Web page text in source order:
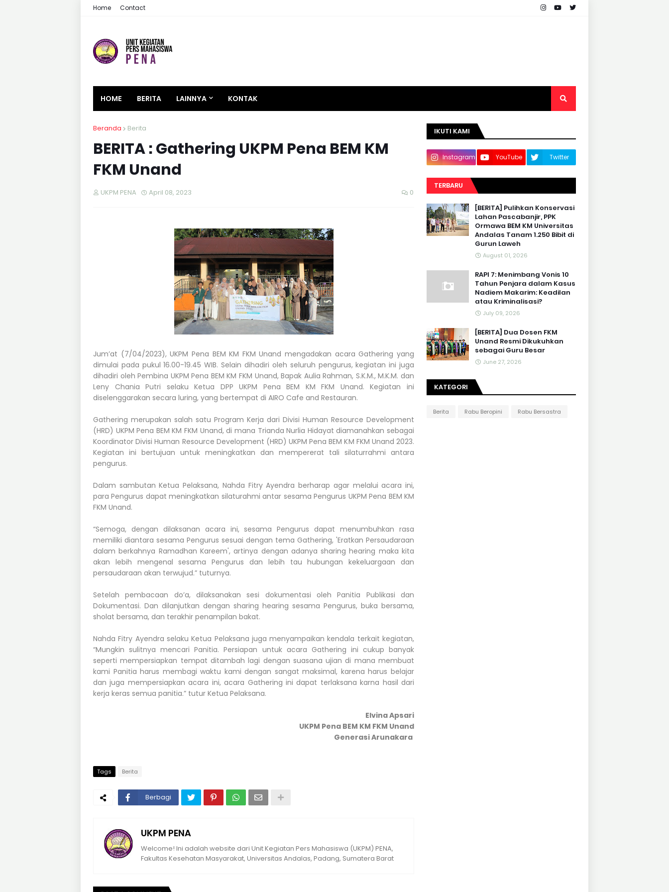
Home Contact
HOME BERITA LAINNYA KONTAK
Beranda Berita
BERITA : Gathering UKPM Pena BEM KM
FKM Unand
UKPM PENA April 08, 2023 0
Jum’at (7/04/2023), UKPM Pena BEM KM FKM Unand mengadakan acara Gathering yang
dimulai pada pukul 16.00-19.45 WIB. Selain dihadiri oleh seluruh pengurus, kegiatan ini juga
dihadiri oleh Pembina UKPM Pena BEM KM FKM Unand, Bapak Aulia Rahman, S.K.M., M.K.M. dan
Leny Chania Putri selaku Ketua DPP UKPM Pena BEM KM FKM Unand. Kegiatan ini
diselenggarakan secara luring, yang bertempat di AIRO Cafe and Restauran.
Gathering merupakan salah satu Program Kerja dari Divisi Human Resource Development
(HRD) UKPM Pena BEM KM FKM Unand, di mana Trianda Nurlia Hidayat diamanahkan sebagai
Koordinator Divisi Human Resource Development (HRD) UKPM Pena BEM KM FKM Unand 2023.
Kegiatan ini bertujuan untuk meningkatkan dan mempererat tali silaturrahmi antara
pengurus.
Dalam sambutan Ketua Pelaksana, Nahda Fitry Ayendra berharap agar melalui acara ini,
para Pengurus dapat meningkatkan silaturahmi antar sesama Pengurus UKPM Pena BEM KM
FKM Unand.
“Semoga, dengan dilaksanan acara ini, sesama Pengurus dapat menumbuhkan rasa
memiliki diantara sesama Pengurus sesuai dengan tema Gathering, 'Eratkan Persaudaraan
dalam berkahnya Ramadhan Kareem', artinya dengan adanya sharing hearing maka kita
akan lebih mengenal sesama Pengurus dan lebih tau hubungan kekeluargaan dan
persaudaraan akan terwujud.” tuturnya.
Setelah pembacaan do’a, dilaksanakan sesi dokumentasi oleh Panitia Publikasi dan
Dokumentasi. Dan dilanjutkan dengan sharing hearing sesama Pengurus, buka bersama,
sholat bersama, dan terakhir penampilan bakat.
Nahda Fitry Ayendra selaku Ketua Pelaksana juga menyampaikan kendala terkait kegiatan,
“Mungkin sulitnya mencari Panitia. Persiapan untuk acara Gathering ini cukup banyak
seperti mempersiapkan tempat ditambah lagi dengan suasana ujian di mana membuat
kami Panitia harus membagi waktu kami dengan sangat maksimal, karena harus belajar
dan juga mempersiapkan acara ini, acara Gathering ini dapat terlaksana karna hasil dari
kerja keras semua panitia.” tutur Ketua Pelaksana.
Elvina Apsari
UKPM Pena BEM KM FKM Unand
Generasi Arunakara
Tags Berita
Berbagi
UKPM PENA
Welcome! Ini adalah website dari Unit Kegiatan Pers Mahasiswa (UKPM) PENA,
Fakultas Kesehatan Masyarakat, Universitas Andalas, Padang, Sumatera Barat
IKUTI KAMI
Instagram YouTube Twitter
TERBARU
[BERITA] Pulihkan Konservasi
Lahan Pascabanjir, PPK
Ormawa BEM KM Universitas
Andalas Tanam 1.250 Bibit di
Gurun Laweh
August 01, 2026
RAPI 7: Menimbang Vonis 10
Tahun Penjara dalam Kasus
Nadiem Makarim: Keadilan
atau Kriminalisasi?
July 09, 2026
[BERITA] Dua Dosen FKM
Unand Resmi Dikukuhkan
sebagai Guru Besar
June 27, 2026
KATEGORI
Berita Rabu Beropini Rabu Bersastra